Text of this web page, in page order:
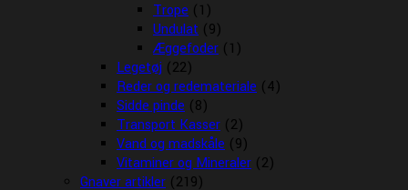
Trope (1)
Undulat (9)
Æggefoder (1)
Legetøj (22)
Reder og redemateriale (4)
Sidde pinde (8)
Transport Kasser (2)
Vand og madskåle (9)
Vitaminer og Mineraler (2)
Gnaver artikler (219)